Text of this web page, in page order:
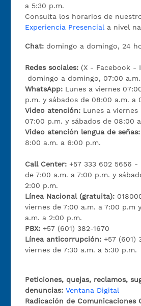
a 5:30 p.m.
Consulta los horarios de
Experiencia Presencial a nivel
Chat: domingo a domingo, 24
Redes sociales: (X - Facebook -
domingo a domingo, 07:00
WhatsApp: Lunes a viernes
p.m. y sábados de 08:00 a.m. a
Video atención: Lunes a viernes
07:00 p.m. y sábados de 08:00
Video atención lengua de señas:
8:00 a.m. a 6:00 p.m.
Call Center:+57 333 602 5656 -
de 7:00 a.m. a 7:00 p.m. y
2:00 p.m.
Línea Nacional (gratuita):
viernes de 7:00 a.m. a 7:00 p.m
a.m. a 2:00 p.m.
PBX:+57 (601) 382-1670
Línea anticorrupción:+57 (601)
viernes de 7:30 a.m. a 5:30 p.m.
Peticiones, quejas, reclamos,
denuncias: Ventana Digital
Radicación de Comunicaciones